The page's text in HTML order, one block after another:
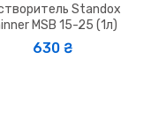
Standox
MSB 15-25 (1л)
630 ₴